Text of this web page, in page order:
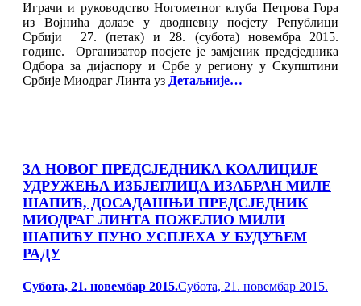
Играчи и руководство Ногометног клуба Петрова Гора
из Војнића долазе у дводневну посјету Републици
Србији 27. (петак) и 28. (субота) новембра 2015.
године. Организатор посјете је замјеник предсједника
Одбора за дијаспору и Србе у региону у Скупштини
Србије Миодраг Линта уз Детаљније…
ЗА НОВОГ ПРЕДСЈЕДНИКА КОАЛИЦИЈЕ
УДРУЖЕЊА ИЗБЈЕГЛИЦА ИЗАБРАН МИЛЕ
ШАПИЋ, ДОСАДАШЊИ ПРЕДСЈЕДНИК
МИОДРАГ ЛИНТА ПОЖЕЛИО МИЛИ
ШАПИЋУ ПУНО УСПЈЕХА У БУДУЋЕМ
РАДУ
Posted
Субота, 21. новембар 2015.Субота, 21. новембар 2015.